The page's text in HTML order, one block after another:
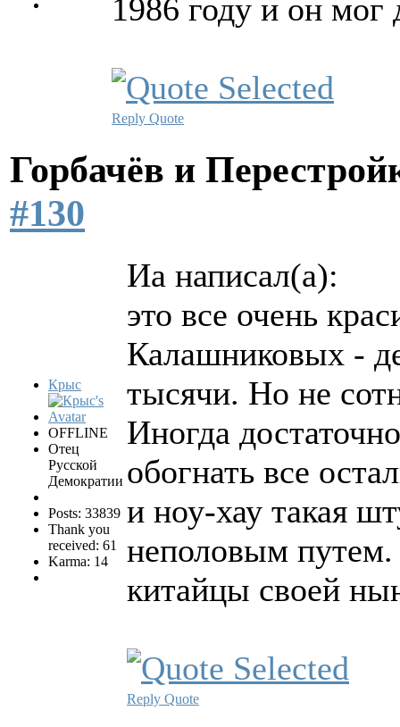
1986 году и он мог
Reply Quote
Горбачёв и
#130
Крыс
OFFLINE
Отец
Русской
Демократии
Posts: 33839
Thank you
received: 61
Karma: 14
Иа написал(а):
это все очень
Калашниковых -
тысячи. Но не
Иногда
обогнать все
и ноу-хау такая
неполовым путем.
китайцы своей
Reply Quote